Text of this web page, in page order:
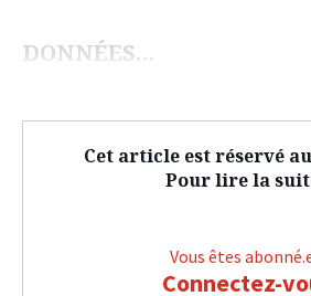
DONNÉES…
Cet article est réservé
Pour lire la
Vous êtes
Connectez-